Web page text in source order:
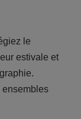
le
estivale et
ensembles